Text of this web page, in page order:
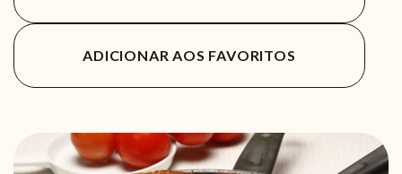
ADICIONAR AOS FAVORITOS